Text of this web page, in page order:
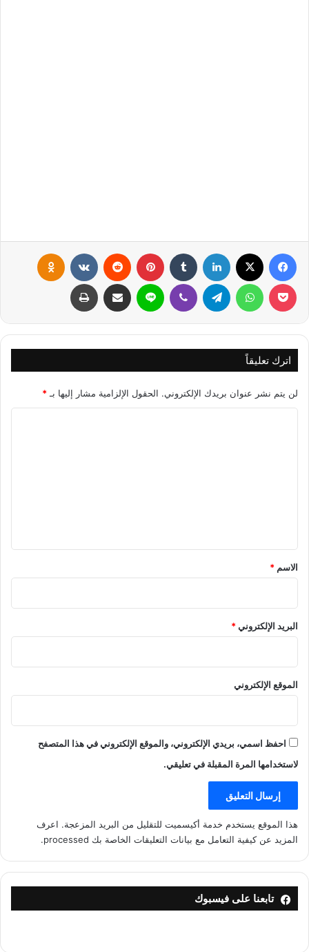
اترك تعليقاً
لن يتم نشر عنوان بريدك الإلكتروني. الحقول الإلزامية مشار إليها بـ *
*
الاسم *
البريد الإلكتروني*
الموقع الإلكتروني
احفظ اسمي، بريدي الإلكتروني، والموقع الإلكتروني في هذا المتصفح
لاستخدامها المرة المقبلة في تعليقي.
هذا الموقع يستخدم خدمة أكيسميت للتقليل من البريد المزعجة. اعرف
المزيد عن كيفية التعامل مع بيانات التعليقات الخاصة بك processed
.
تابعنا على فيسبوك